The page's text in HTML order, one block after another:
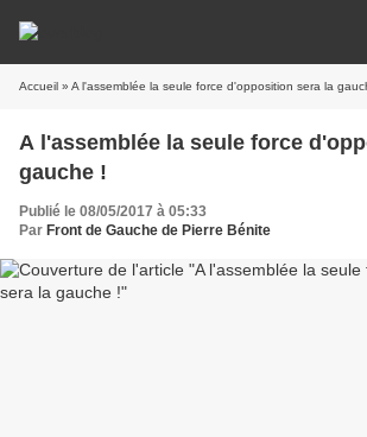
Accueil » A l'assemblée la seule force d'opposition sera la
A l'assemblée la seule force
gauche !
Publié le 08/05/2017 à 05:33
Par Front de Gauche de Pierre Bénite